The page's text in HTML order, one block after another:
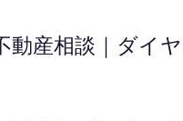
動産相談｜ダイ